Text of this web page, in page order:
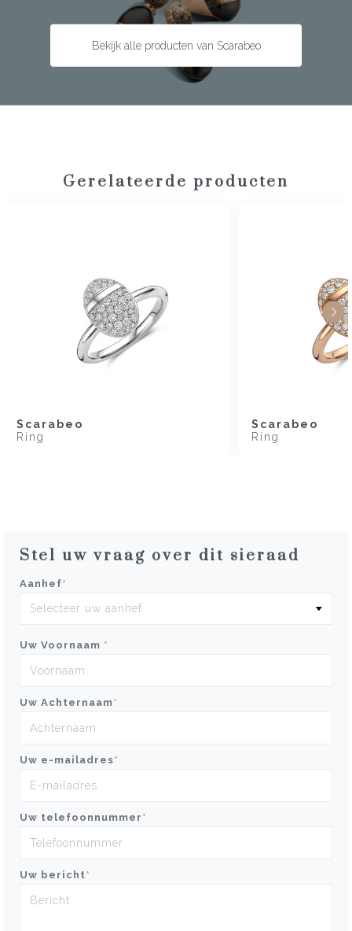
Bekijk alle producten van Scarabeo
Gerelateerde producten
Scarabeo
Ring
Scarabeo
Ring
Stel uw vraag over dit sieraad
Aanhef*
Uw Voornaam *
Uw Achternaam*
Uw e-mailadres*
Uw telefoonnummer *
Uw bericht*